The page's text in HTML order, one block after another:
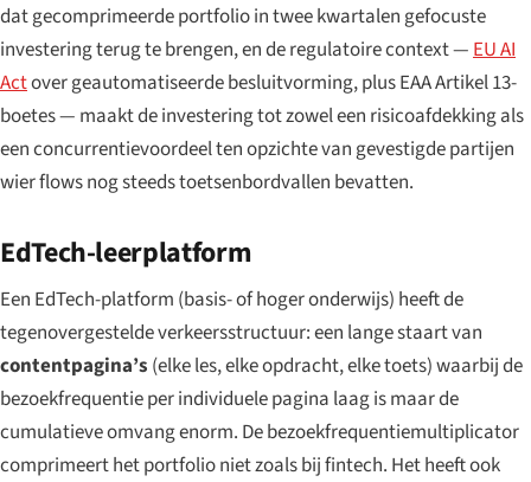
dat gecomprimeerde portfolio in twee kwartalen gefocuste
investering terug te brengen, en de regulatoire context — EU AI
Actover geautomatiseerde besluitvorming, plus EAA Artikel 13-
boetes — maakt de investering tot zowel een risicoafdekking als
een concurrentievoordeel ten opzichte van gevestigde partijen
wier flows nog steeds toetsenbordvallen bevatten.
EdTech-leerplatform
Een EdTech-platform (basis- of hoger onderwijs) heeft de
tegenovergestelde verkeersstructuur: een lange staart van
contentpagina’s (elke les, elke opdracht, elke toets) waarbij de
bezoekfrequentie per individuele pagina laag is maar de
cumulatieve omvang enorm. De bezoekfrequentiemultiplicator
comprimeert het portfolio niet zoals bij fintech. Het heeft ook